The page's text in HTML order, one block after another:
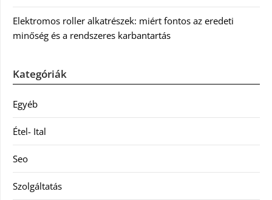
Elektromos roller alkatrészek: miért fontos az eredeti
minőség és a rendszeres karbantartás
Kategóriák
Egyéb
Étel- Ital
Seo
Szolgáltatás